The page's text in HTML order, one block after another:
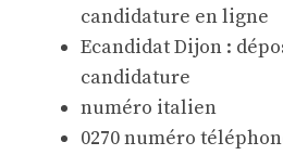
candidature en ligne
Ecandidat Dijon :
candidature
numéro italien
0270 numéro